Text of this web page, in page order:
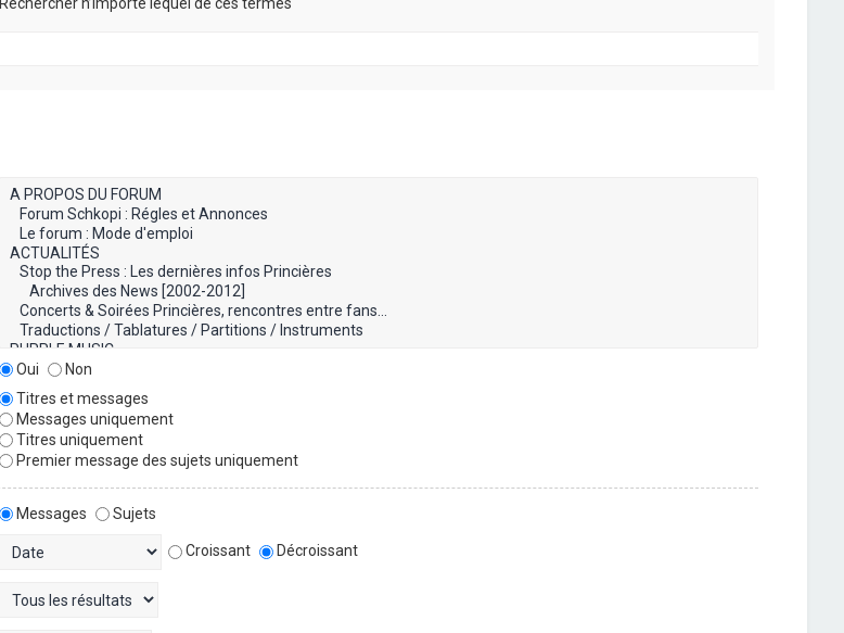
Oui
Non
Titres et messages
Messages uniquement
Titres uniquement
Premier message des sujets uniquement
Messages
Sujets
Croissant Décroissant